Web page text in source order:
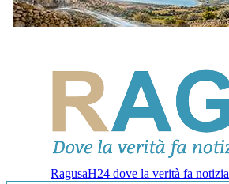
RagusaH24 dove la verità fa notizia